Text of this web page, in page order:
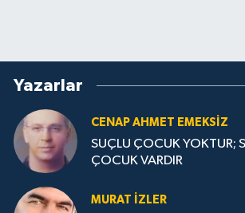
Yazarlar
CENAP AHMET EMEKSİZ
SUÇLU ÇOCUK YOKTUR;
ÇOCUK VARDIR
MURAT İZLER